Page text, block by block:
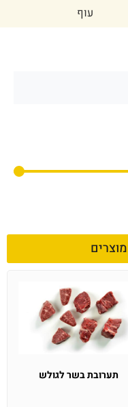
עוף
תערובת בשר לגולש